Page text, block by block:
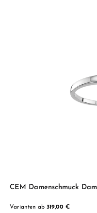
CEM Damenschmuck
Varianten ab 319,00 €